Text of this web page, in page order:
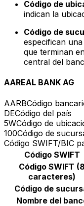
Código de
indican la
Código de
especifican
que terminan
central del
AAREAL BANK AG
AARBCódigo
DECódigo del país
5WCódigo de
100Código de
Código SWIFT/BIC
Código SWIFT
Código SWIFT (8
caracteres)
Código de
Nombre del